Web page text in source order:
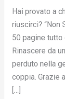
Hai provato a
riuscirci? “Non
50 pagine
Rinascere da
perduto nella
coppia. Grazie
[…]